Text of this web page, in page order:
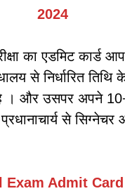
2024
का एडमिट कार्ड
से निर्धारित तिथि
। और उसपर अपने
से
Exam Admit